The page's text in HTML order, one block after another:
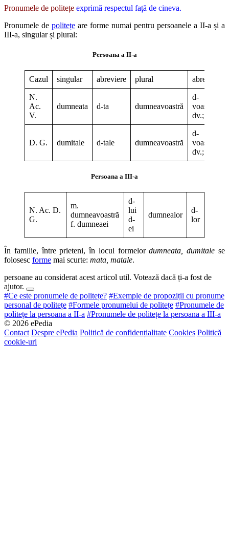
Pronumele de politețe exprimă respectul față de cineva.
Pronumele de politețe are forme numai pentru persoanele a II-a și a
III-a, singular și plural:
Persoana a II-a
Cazul singular abreviere plural abreviere
N.
Ac.
V.
dumneata d-ta dumneavoastră
d-
voastră;
dv.; dvs.
D. G. dumitale d-tale dumneavoastră
d-
voastră;
dv.; dvs.
Persoana a III-a
N. Ac. D.
G.
m.
dumneavoastră
f. dumneaei
d-
lui
d-
ei
dumnealor
d-
lor
În familie, între prieteni, în locul formelordumneata, dumitale se
folosesc forme mai scurte: mata, matale.
persoane au considerat acest articol util. Votează dacă ți-a fost de
ajutor.
#Ce este pronumele de politețe? #Exemple de propoziții cu pronume
personal de politețe #Formele pronumelui de politețe #Pronumele de
politețe la persoana a II-a #Pronumele de politețe la persoana a III-a
© 2026 ePedia
Contact Despre ePedia Politică de confidențialitate Cookies Politică
cookie-uri